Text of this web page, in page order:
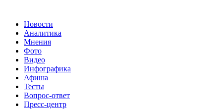
Новости
Аналитика
Мнения
Фото
Видео
Инфографика
Афиша
Тесты
Вопрос-ответ
Пресс-центр